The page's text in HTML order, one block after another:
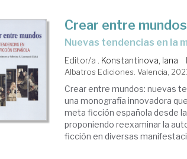
Crear entre mundos
nuevas tendencias en la
Editor/a . Konstantinova, Iana
Albatros Ediciones. Valencia,
Crear entre mundos: nuevas
una monografía innovadora
meta ficción española desde
proponiendo reexaminar la
ficción en diversas